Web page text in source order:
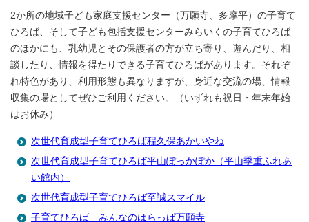
2か所の地域子ども家庭支援センター（万願寺、多摩平）の子育て
ひろば、そして子ども包括支援センターみらいくの子育てひろば
のほかにも、乳幼児とその保護者の方が立ち寄り、遊んだり、相
談したり、情報を得たりできる子育てひろばがあります。それぞ
れ特色があり、利用形態も異なりますが、身近な交流の場、情報
収集の場としてぜひご利用ください。（いずれも祝日・年末年始
はお休み）
次世代育成型子育てひろば程久保あかいやね
次世代育成型子育てひろば平山ぽっかぽか（平山季重ふれあ
い館内）
次世代育成型子育てひろば至誠スマイル
子育てひろば みんなのはらっぱ万願寺